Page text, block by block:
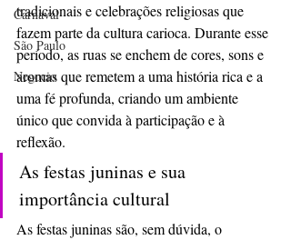
Carnaval
São Paulo
Negocio
tradicionais e celebrações religiosas que
fazem parte da cultura carioca. Durante esse
período, as ruas se enchem de cores, sons e
aromas que remetem a uma história rica e a
uma fé profunda, criando um ambiente
único que convida à participação e à
reflexão.
As festas juninas e sua
importância cultural
As festas juninas são, sem dúvida, o